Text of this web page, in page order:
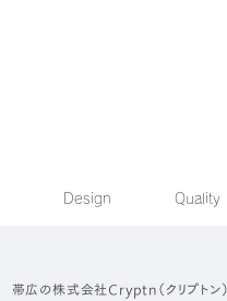
Design Quality
帯広の株式会社Cryptn（クリプト